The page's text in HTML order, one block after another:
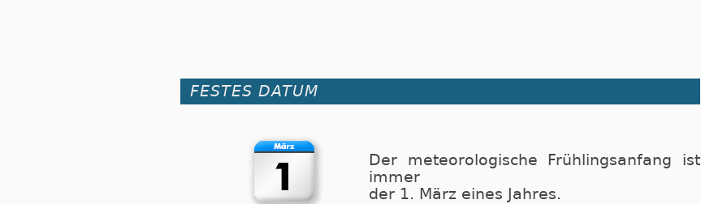
FESTES DATUM
Der meteorologische Frühlingsanfang ist
immer
der 1. März eines Jahres.